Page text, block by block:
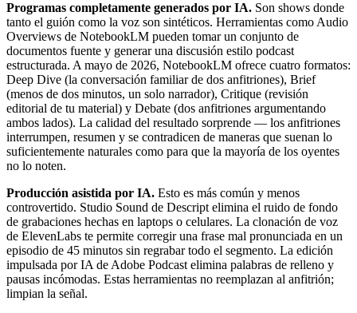
Programas completamente generados por IA. Son shows donde
tanto el guión como la voz son sintéticos. Herramientas como Audio
Overviews de NotebookLM pueden tomar un conjunto de
documentos fuente y generar una discusión estilo podcast
estructurada. A mayo de 2026, NotebookLM ofrece cuatro formatos:
Deep Dive (la conversación familiar de dos anfitriones), Brief
(menos de dos minutos, un solo narrador), Critique (revisión
editorial de tu material) y Debate (dos anfitriones argumentando
ambos lados). La calidad del resultado sorprende — los anfitriones
interrumpen, resumen y se contradicen de maneras que suenan lo
suficientemente naturales como para que la mayoría de los oyentes
no lo noten.
Producción asistida por IA. Esto es más común y menos
controvertido. Studio Sound de Descript elimina el ruido de fondo
de grabaciones hechas en laptops o celulares. La clonación de voz
de ElevenLabs te permite corregir una frase mal pronunciada en un
episodio de 45 minutos sin regrabar todo el segmento. La edición
impulsada por IA de Adobe Podcast elimina palabras de relleno y
pausas incómodas. Estas herramientas no reemplazan al anfitrión;
limpian la señal.